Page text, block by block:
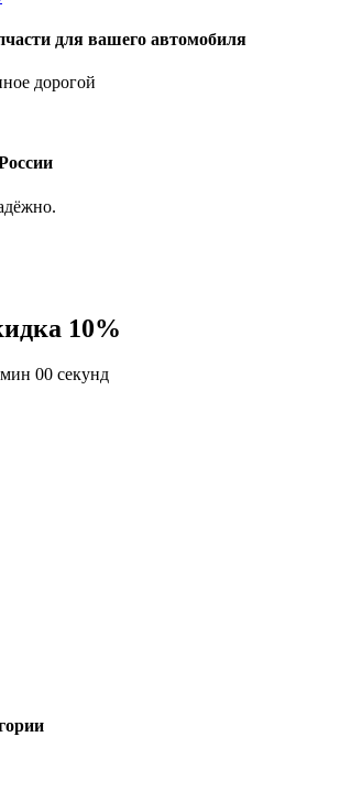
для вашего автомобиля
дорогой
10%
мин 00 секунд